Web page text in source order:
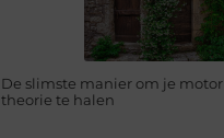
De slimste manier om je motor
theorie te halen